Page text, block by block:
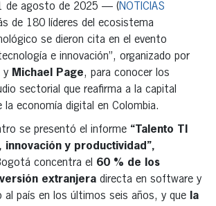
de agosto de 2025 — (NOTICIAS
de 180 líderes del ecosistema
se dieron cita en el evento
e innovación”, organizado por
y Michael Page, para conocer los
sectorial que reafirma a la capital
economía digital en Colombia.
se presentó el informe “Talento TI
innovación y productividad”,
concentra el 60 % de los
extranjera directa en software y
al país en los últimos seis años, y que
la